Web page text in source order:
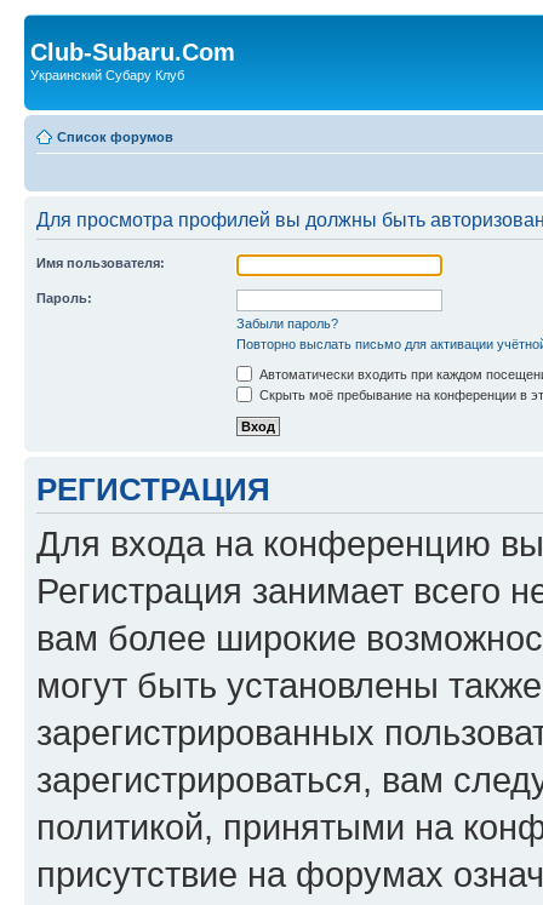
Club-Subaru.Com
Украинский Субару Клуб
Список форумов
Для просмотра профилей вы должны быть
Имя пользователя:
Пароль:
Забыли пароль?
Повторно выслать письмо для активации
Автоматически входить при каждом
Скрыть моё пребывание на конференции в
РЕГИСТРАЦИЯ
Для входа на конференцию
Регистрация занимает всего
вам более широкие
могут быть установлены
зарегистрированных
зарегистрироваться, вам
политикой, принятыми на
присутствие на форумах